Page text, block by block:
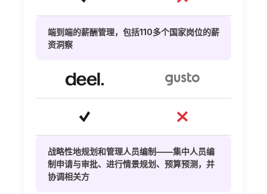
端到端的薪酬管理，包括110多个国家岗位的薪
资洞察
战略性地规划和管理人员编制——集中人员编
制申请与审批、进行情景规划、预算预测，并
协调相关方